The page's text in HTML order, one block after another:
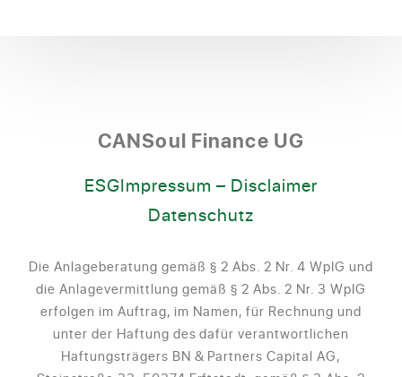
CANSoul Finance UG
ESGImpressum – Disclaimer
Datenschutz
Die Anlageberatung gemäß § 2 Abs. 2 Nr. 4 WpIG und
die Anlagevermittlung gemäß § 2 Abs. 2 Nr. 3 WpIG
erfolgen im Auftrag, im Namen, für Rechnung und
unter der Haftung des dafür verantwortlichen
Haftungsträgers BN & Partners Capital AG,